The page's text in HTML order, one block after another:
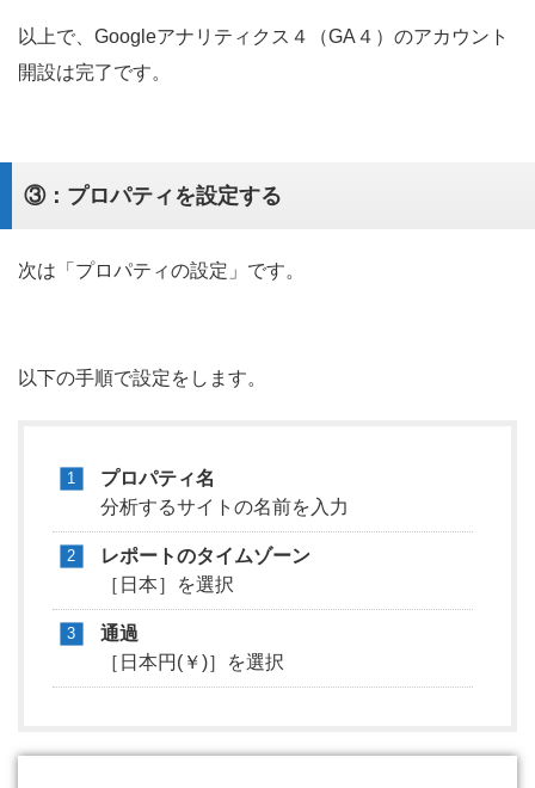
以上で、Googleアナリティクス４（GA４）のアカウント
開設は完了です。
③：プロパティを設定する
次は「プロパティの設定」です。
以下の手順で設定をします。
プロパティ名
分析するサイトの名前を入力
レポートのタイムゾーン
［日本］を選択
通過
［日本円(￥)］を選択